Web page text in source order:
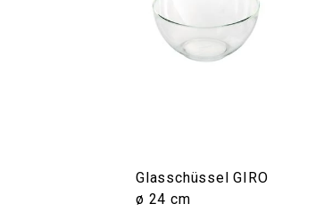
Glasschüssel GIRO
ø 24 cm